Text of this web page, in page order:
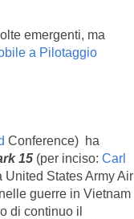
emergenti, ma
a Pilotaggio
Conference) ha
15 (per inciso: Carl
United States Army Air
guerre in Vietnam
di continuo il